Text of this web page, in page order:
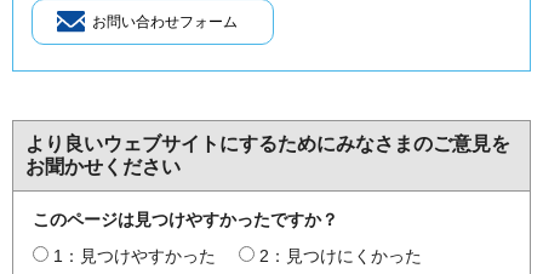
より良いウェブサイトにするためにみなさまのご意見を
お聞かせください
このページは見つけやすかったですか？
1：見つけやすかった
2：見つけにくかった